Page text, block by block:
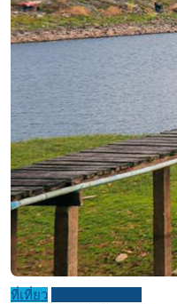
ที่เที่ยว